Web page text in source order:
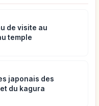
de visite au
temple
japonais des
du kagura